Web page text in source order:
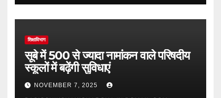
शिक्षाविभाग
सूबे में 500 से ज्यादा नामांकन वाले परिषदीय
स्कूलों में बढ़ेंगी सुविधाएं
NOVEMBER 7, 2025